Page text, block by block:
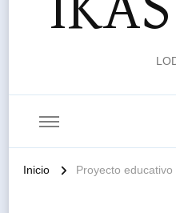
Inicio Proyecto educativo